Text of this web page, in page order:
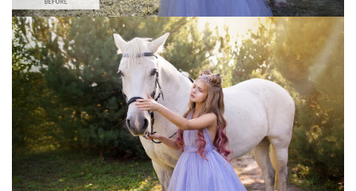
Kérlek, válassz
Free Ps Overlay #10
Small 800*533px
Sun Flares